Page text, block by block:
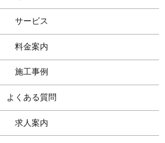
サービス
料金案内
施工事例
よくある質問
求人案内